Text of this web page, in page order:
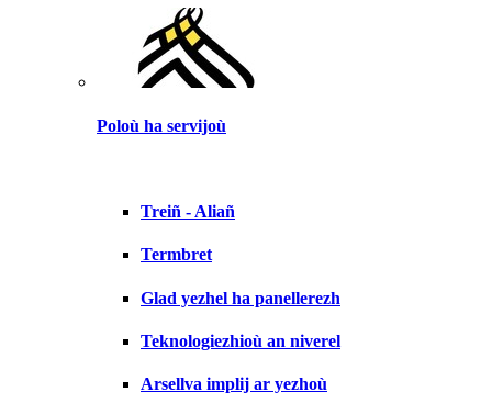
Poloù ha servijoù
Treiñ - Aliañ
Termbret
Glad yezhel ha panellerezh
Teknologiezhioù an niverel
Arsellva implij ar yezhoù